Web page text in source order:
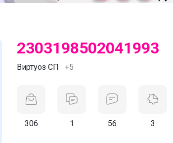
2303198502041993
Виртуоз СП +5
306 1 56 3